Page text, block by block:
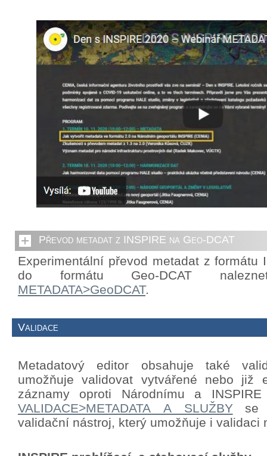
Převod metadat z INSPIRE na Geo-DCAT
Experimentální převod metadat z formátu
do formátu Geo-DCAT
METADATA>GeoDCAT.
Validace
Metadatový editor obsahuje také
umožňuje validovat vytvářené nebo již
záznamy oproti Národnímu a
VALIDACE>METADATA A SLUŽBYse
validační nástroj, který umožňuje i validaci